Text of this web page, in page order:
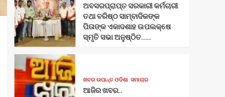
ଅବସରପ୍ରାପ୍ତ ସରକାରୀ କର୍ମଚାରୀ
ତଥା ବରିଷ୍ଠ ସାମ୍ବାଦିକଙ୍କ
ପିତାଙ୍କ ଏକାଦଶାହ ଉପଲକ୍ଷେ
ସ୍ମୃତି ସଭା ଅନୁଷ୍ଠିତ…..
ଖବର ଉପାନ୍ତ ଓଡିଶା ସମାଚାର
ଆଜିର ଖବର..